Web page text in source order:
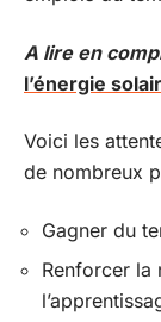
A lire en
l’énergie
Voici les
de nombreux
Gagner du
Renforcer la